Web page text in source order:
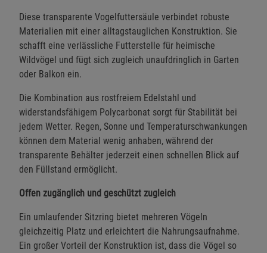
Diese transparente Vogelfuttersäule verbindet robuste
Materialien mit einer alltagstauglichen Konstruktion. Sie
schafft eine verlässliche Futterstelle für heimische
Wildvögel und fügt sich zugleich unaufdringlich in Garten
oder Balkon ein.
Die Kombination aus rostfreiem Edelstahl und
widerstandsfähigem Polycarbonat sorgt für Stabilität bei
jedem Wetter. Regen, Sonne und Temperaturschwankungen
können dem Material wenig anhaben, während der
transparente Behälter jederzeit einen schnellen Blick auf
den Füllstand ermöglicht.
Offen zugänglich und geschützt zugleich
Ein umlaufender Sitzring bietet mehreren Vögeln
gleichzeitig Platz und erleichtert die Nahrungsaufnahme.
Ein großer Vorteil der Konstruktion ist, dass die Vögel so